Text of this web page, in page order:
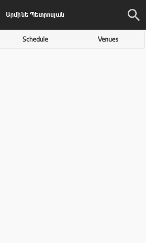
Արմինե Պետրոսյան
Schedule Venues